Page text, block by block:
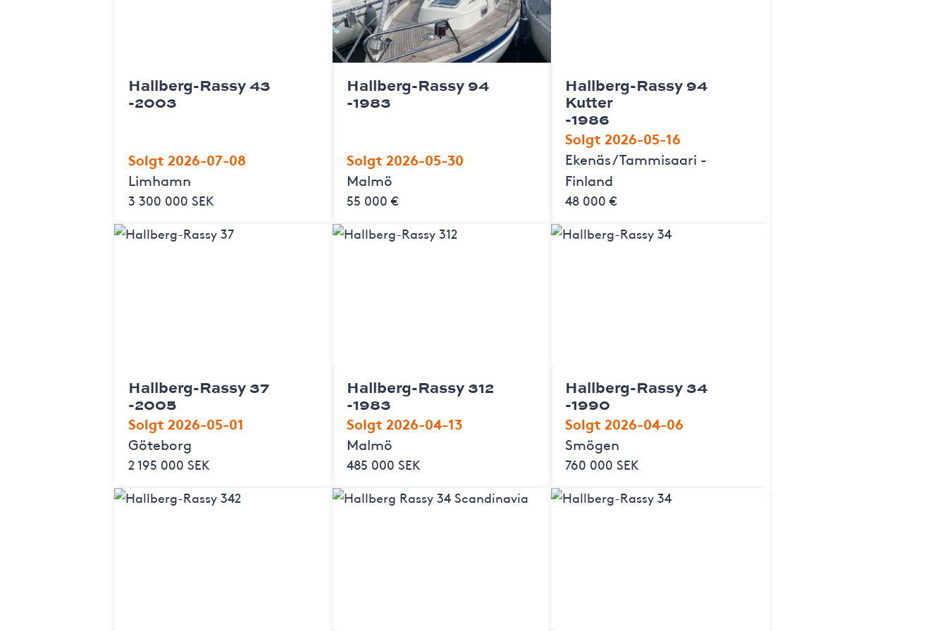
Hallberg-Rassy 43
-2003
Solgt 2026-07-08
Limhamn
3 300 000 SEK
Hallberg-Rassy 94
-1983
Solgt 2026-05-30
Malmö
55 000 €
Hallberg-Rassy 94
Kutter
-1986
Solgt 2026-05-16
Ekenäs / Tammisaari -
Finland
48 000 €
Hallberg-Rassy 37
-2005
Solgt 2026-05-01
Göteborg
2 195 000 SEK
Hallberg-Rassy 312
-1983
Solgt 2026-04-13
Malmö
485 000 SEK
Hallberg-Rassy 34
-1990
Solgt 2026-04-06
Smögen
760 000 SEK